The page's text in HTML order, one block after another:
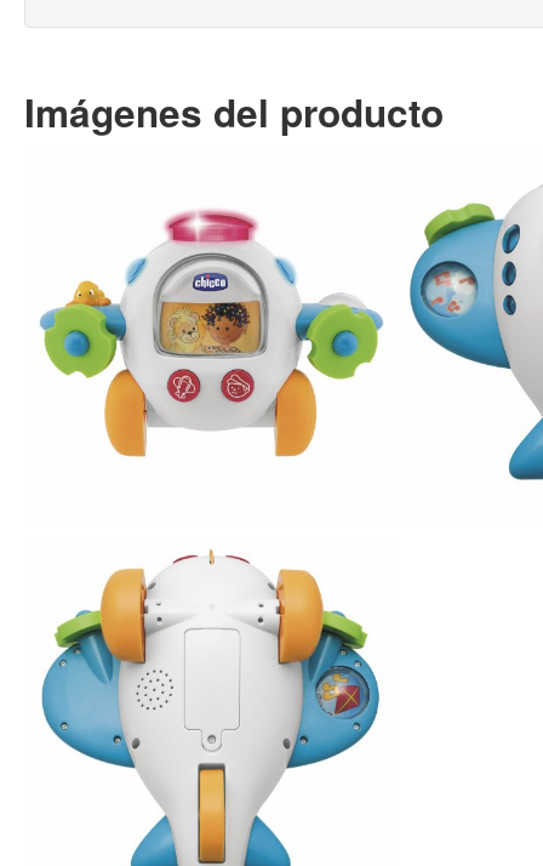
Imágenes del producto